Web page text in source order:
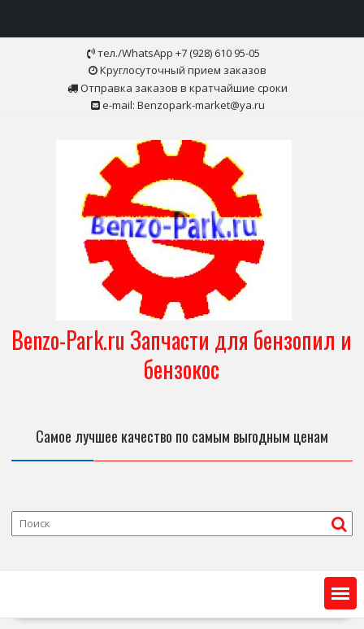
тел./WhatsApp +7 (928) 610 95-05
Круглосуточный прием заказов
Отправка заказов в кратчайшие сроки
e-mail: Benzopark-market@ya.ru
Benzo-Park.ru Запчасти для бензопил и
бензокос
Самое лучшее качество по самым выгодным ценам